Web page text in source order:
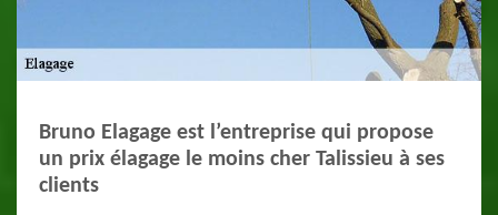
Bruno Elagage est l’entreprise qui propose
un prix élagage le moins cher Talissieu à ses
clients